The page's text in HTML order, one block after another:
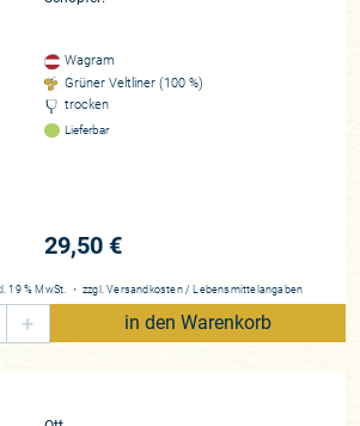
Wagram
Grüner Veltliner (100 %)
trocken
Lieferbar
29,50 €
19 % MwSt. ・ zzgl.Versandkosten / Lebensmittelangaben
+ in den Warenkorb